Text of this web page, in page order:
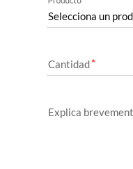
Cantidad
Explica